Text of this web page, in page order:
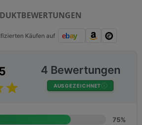
Käufen auf
4 Bewertungen
AUSGEZEICHNET
75%